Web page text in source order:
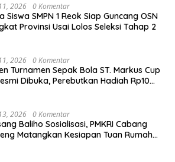
2026 0 Komentar
Siswa SMPN 1 Reok Siap Guncang OSN
Provinsi Usai Lolos Seleksi Tahap 2
2026 0 Komentar
Turnamen Sepak Bola ST. Markus Cup
Dibuka, Perebutkan Hadiah Rp10
2026 0 Komentar
Baliho Sosialisasi, PMKRI Cabang
Matangkan Kesiapan Tuan Rumah